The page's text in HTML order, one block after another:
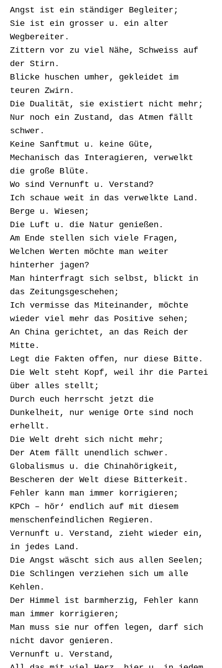
Angst ist ein ständiger Begleiter;
Sie ist ein grosser u. ein alter
Wegbereiter.
Zittern vor zu viel Nähe, Schweiss auf
der Stirn.
Blicke huschen umher, gekleidet im
teuren Zwirn.
Die Dualität, sie existiert nicht mehr;
Nur noch ein Zustand, das Atmen fällt
schwer.
Keine Sanftmut u. keine Güte,
Mechanisch das Interagieren, verwelkt
die große Blüte.
Wo sind Vernunft u. Verstand?
Ich schaue weit in das verwelkte Land.
Berge u. Wiesen;
Die Luft u. die Natur genießen.
Am Ende stellen sich viele Fragen,
Welchen Werten möchte man weiter
hinterher jagen?
Man hinterfragt sich selbst, blickt in
das Zeitungsgeschehen;
Ich vermisse das Miteinander, möchte
wieder viel mehr das Positive sehen;
An China gerichtet, an das Reich der
Mitte.
Legt die Fakten offen, nur diese Bitte.
Die Welt steht Kopf, weil ihr die Partei
über alles stellt;
Durch euch herrscht jetzt die
Dunkelheit, nur wenige Orte sind noch
erhellt.
Die Welt dreht sich nicht mehr;
Der Atem fällt unendlich schwer.
Globalismus u. die Chinahörigkeit,
Bescheren der Welt diese Bitterkeit.
Fehler kann man immer korrigieren;
KPCh – hör‘ endlich auf mit diesem
menschenfeindlichen Regieren.
Vernunft u. Verstand, zieht wieder ein,
in jedes Land.
Die Angst wäscht sich aus allen Seelen;
Die Schlingen verziehen sich um alle
Kehlen.
Der Himmel ist barmherzig, Fehler kann
man immer korrigieren;
Man muss sie nur offen legen, darf sich
nicht davor genieren.
Vernunft u. Verstand,